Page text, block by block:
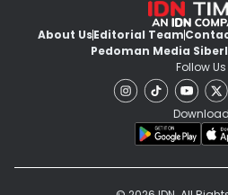
About UsEditorial Team
Pedoman Media Siber
Follow Us
Download